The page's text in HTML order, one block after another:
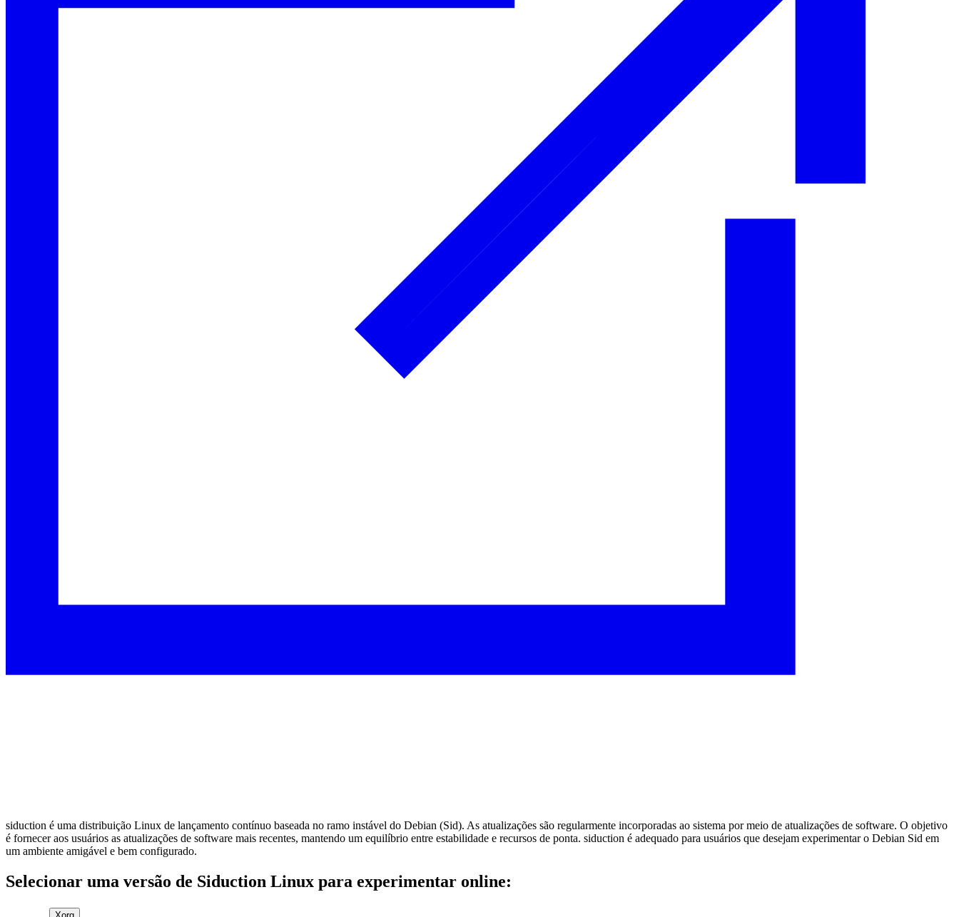
siduction é uma distribuição Linux de lançamento contínuo baseada no ramo instável do Debian (Sid). As atualizações são regularmente incorporadas ao sistema por meio de atualizações de software. O objetivo
é fornecer aos usuários as atualizações de software mais recentes, mantendo um equilíbrio entre estabilidade e recursos de ponta. siduction é adequado para usuários que desejam experimentar o Debian Sid em
um ambiente amigável e bem configurado.
Selecionar uma versão de Siduction Linux para experimentar online: